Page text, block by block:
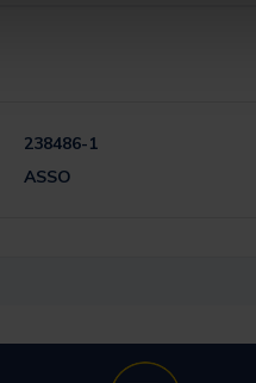
238486-1
ASSO